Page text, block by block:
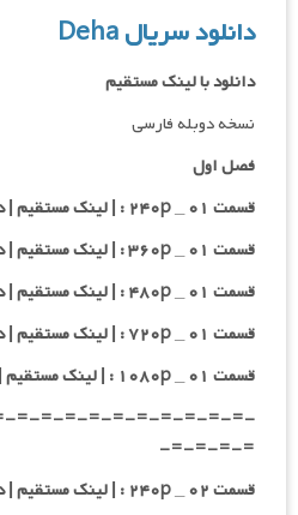
دانلود سریال Deha
دانلود با لینک مستقیم
نسخه دوبله فارسی
فصل اول
قسمت ۰۱ _ ۲۴۰p : | لینک مستقیم | دوبله فارسی
قسمت ۰۱ _ ۳۶۰p : | لینک مستقیم | دوبله فارسی
قسمت ۰۱ _ ۴۸۰p : | لینک مستقیم | دوبله فارسی
قسمت ۰۱ _ ۷۲۰p : | لینک مستقیم | دوبله فارسی
قسمت ۰۱ _ ۱۰۸۰p : | لینک مستقیم | دوبله فارسی
=-=-=-=-=-=-=-=-=-=-
=-=-=-=-
قسمت ۰۲ _ ۲۴۰p : | لینک مستقیم | دوبله فارسی